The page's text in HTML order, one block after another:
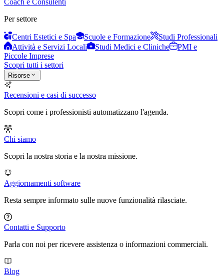
Per settore
Centri Estetici e Spa Scuole e Formazione
Studi Professionali
Attività e Servizi Locali
Studi Medici e Cliniche
PMI e
Piccole Imprese
Scopri tutti i settori
Risorse
Recensioni e casi di successo
Scopri come i professionisti automatizzano l'agenda.
Chi siamo
Scopri la nostra storia e la nostra missione.
Aggiornamenti software
Resta sempre informato sulle nuove funzionalità rilasciate.
Contatti e Supporto
Parla con noi per ricevere assistenza o informazioni commerciali.
Blog